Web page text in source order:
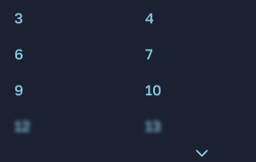
3
4
6
7
9
10
12
13